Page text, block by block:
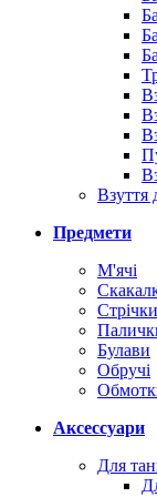
Взуття
Предмети
М'ячі
Стрічки
Булави
Обручі
Аксессуари
Для